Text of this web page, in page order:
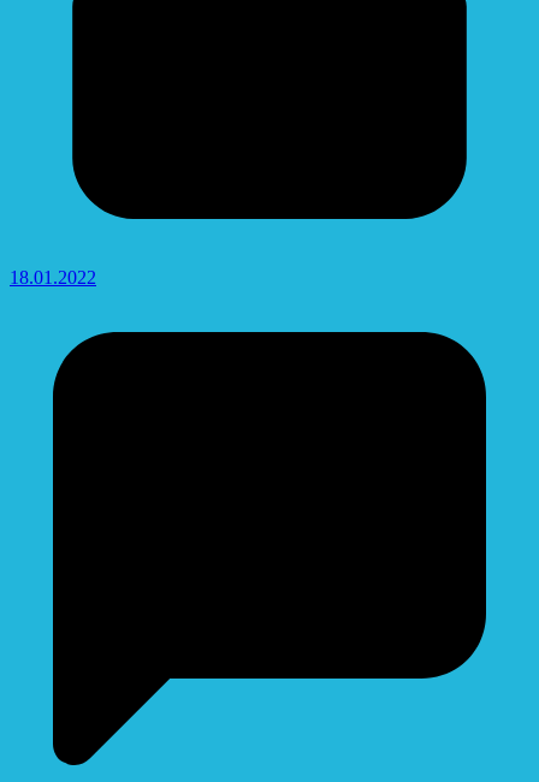
18.01.2022